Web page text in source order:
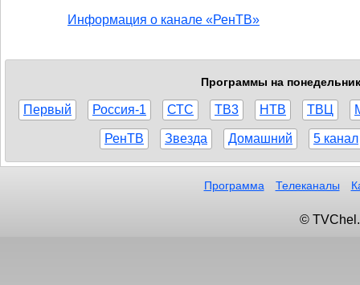
Информация о канале «РенТВ»
Программы на
Первый Россия-1 СТС ТВ3 НТВ ТВЦ
РенТВ Звезда Домашний 5 канал
Программа Телеканалы
©